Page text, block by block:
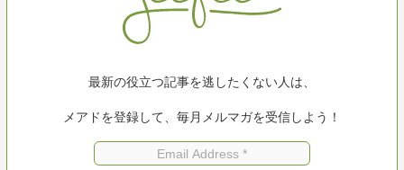
最新の役立つ記事を逃したくない人は、
メアドを登録して、毎月メルマガを受信しよう！